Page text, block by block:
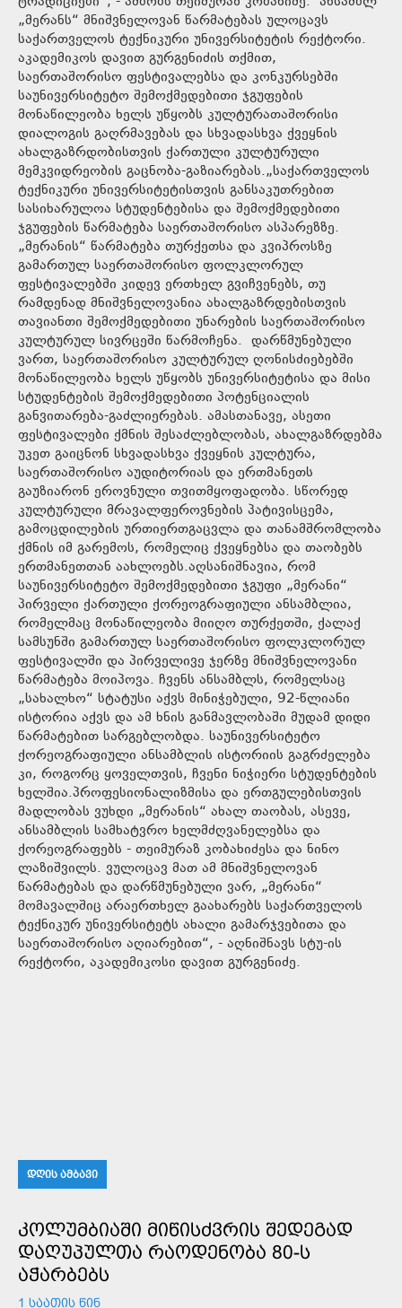
„მერანს“ მნიშვნელოვან წარმატებას ულოცავს
საქართველოს ტექნიკური უნივერსიტეტის რექტორი.
აკადემიკოს დავით გურგენიძის თქმით,
საერთაშორისო ფესტივალებსა და კონკურსებში
საუნივერსიტეტო შემოქმედებითი ჯგუფების
მონაწილეობა ხელს უწყობს კულტურათაშორისი
დიალოგის გაღრმავებას და სხვადასხვა ქვეყნის
ახალგაზრდობისთვის ქართული კულტურული
მემკვიდრეობის გაცნობა-გაზიარებას.„საქართველოს
ტექნიკური უნივერსიტეტისთვის განსაკუთრებით
სასიხარულოა სტუდენტებისა და შემოქმედებითი
ჯგუფების წარმატება საერთაშორისო ასპარეზზე.
„მერანის“ წარმატება თურქეთსა და კვიპროსზე
გამართულ საერთაშორისო ფოლკლორულ
ფესტივალებში კიდევ ერთხელ გვიჩვენებს, თუ
რამდენად მნიშვნელოვანია ახალგაზრდებისთვის
თავიანთი შემოქმედებითი უნარების საერთაშორისო
კულტურულ სივრცეში წარმოჩენა. დარწმუნებული
ვართ, საერთაშორისო კულტურულ ღონისძიებებში
მონაწილეობა ხელს უწყობს უნივერსიტეტისა და მისი
სტუდენტების შემოქმედებითი პოტენციალის
განვითარება-გაძლიერებას. ამასთანავე, ასეთი
ფესტივალები ქმნის შესაძლებლობას, ახალგაზრდებმა
უკეთ გაიცნონ სხვადასხვა ქვეყნის კულტურა,
საერთაშორისო აუდიტორიას და ერთმანეთს
გაუზიარონ ეროვნული თვითმყოფადობა. სწორედ
კულტურული მრავალფეროვნების პატივისცემა,
გამოცდილების ურთიერთგაცვლა და თანამშრომლობა
ქმნის იმ გარემოს, რომელიც ქვეყნებსა და თაობებს
ერთმანეთთან აახლოებს.აღსანიშნავია, რომ
საუნივერსიტეტო შემოქმედებითი ჯგუფი „მერანი“
პირველი ქართული ქორეოგრაფიული ანსამბლია,
რომელმაც მონაწილეობა მიიღო თურქეთში, ქალაქ
სამსუნში გამართულ საერთაშორისო ფოლკლორულ
ფესტივალში და პირველივე ჯერზე მნიშვნელოვანი
წარმატება მოიპოვა. ჩვენს ანსამბლს, რომელსაც
„სახალხო“ სტატუსი აქვს მინიჭებული, 92-წლიანი
ისტორია აქვს და ამ ხნის განმავლობაში მუდამ დიდი
წარმატებით სარგებლობდა. საუნივერსიტეტო
ქორეოგრაფიული ანსამბლის ისტორიის გაგრძელება
კი, როგორც ყოველთვის, ჩვენი ნიჭიერი სტუდენტების
ხელშია.პროფესიონალიზმისა და ერთგულებისთვის
მადლობას ვუხდი „მერანის“ ახალ თაობას, ასევე,
ანსამბლის სამხატვრო ხელმძღვანელებსა და
ქორეოგრაფებს - თეიმურაზ კობახიძესა და ნინო
ლაზიშვილს. ვულოცავ მათ ამ მნიშვნელოვან
წარმატებას და დარწმუნებული ვარ, „მერანი“
მომავალშიც არაერთხელ გაახარებს საქართველოს
ტექნიკურ უნივერსიტეტს ახალი გამარჯვებითა და
საერთაშორისო აღიარებით“, - აღნიშნავს სტუ-ის
რექტორი, აკადემიკოსი დავით გურგენიძე.
ᲓᲦᲘᲡ ᲐᲛᲑᲐᲕᲘ
ᲙᲝᲚᲣᲛᲑᲘᲐᲨᲘ ᲛᲘᲬᲘᲡᲫᲕᲠᲘᲡ ᲨᲔᲓᲔᲒᲐᲓ
ᲓᲐᲦᲣᲞᲣᲚᲗᲐ ᲠᲐᲝᲓᲔᲜᲝᲑᲐ 80-Ს
ᲐᲭᲐᲠᲑᲔᲑᲡ
1 ᲡᲐᲐᲗᲘᲡ ᲬᲘᲜ